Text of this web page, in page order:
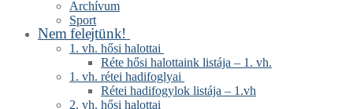
Archívum
Sport
Nem felejtünk!
1. vh. hősi halottai
Réte hősi halottaink listája – 1. vh.
1. vh. rétei hadifoglyai
Rétei hadifogylok listája – 1.vh
2. vh. hősi halottai